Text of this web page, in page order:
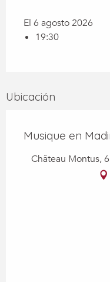
El 6 agosto 2026
19:30
Ubicación
Musique en
Château Montus,